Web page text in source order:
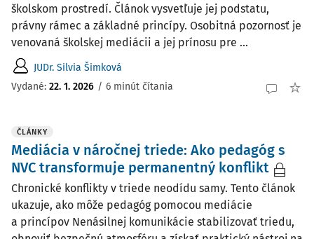
školskom prostredí. Článok vysvetľuje jej podstatu,
právny rámec a základné princípy. Osobitná pozornosť je
venovaná školskej mediácii a jej prínosu pre ...
JUDr. Silvia Šimková
Vydané: 22. 1. 2026 / 6 minút čítania
ČLÁNKY
Mediácia v náročnej triede: Ako pedagóg s
NVC transformuje permanentný konflikt
Chronické konflikty v triede neodídu samy. Tento článok
ukazuje, ako môže pedagóg pomocou mediácie
a princípov Nenásilnej komunikácie stabilizovať triedu,